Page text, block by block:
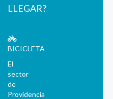
LLEGAR?
BICICLETA
El
sector
de
Providencia